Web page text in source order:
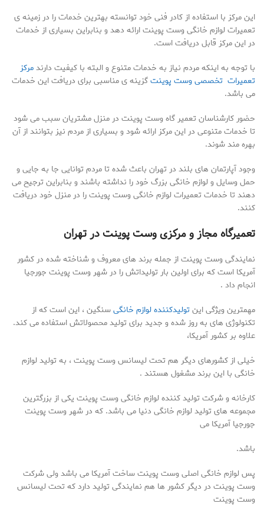
این مرکز با استفاده از کادر فنی خود توانسته بهترین خدمات را در زمینه ی
تعمیرات لوازم خانگی وست پوینت ارائه دهد و بنابراین بسیاری از خدمات
در این مرکز قابل دریافت است.
با توجه به اینکه مردم نیاز به خدمات متنوع و البته با کیفیت دارندمرکز
تعمیرات تخصصی وست پوینتگزینه ی مناسبی برای دریافت این خدمات
می باشد.
حضور کارشناسان تعمیر گاه وست پوینت در منزل مشتریان سبب می شود
تا خدمات متنوعی در این مرکز ارائه شود و بسیاری از مردم نیز بتوانند از آن
بهره مند شوند.
وجود آپارتمان های بلند در تهران باعث شده تا مردم توانایی جا به جایی و
حمل وسایل و لوازم خانگی بزرگ خود را نداشته باشند و بنابراین ترجیح می
دهند تا خدمات تعمیرات لوازم خانگی وست پوینت را در منزل خود دریافت
کنند.
تعمیرگاه مجاز و مرکزی وست پوینت در تهران
نمایندگی وست پوینت از جمله برند های معروف و شناخته شده در کشور
آمریکا است که برای اولین بار تولیداتش را در شهر وست پوینت جورجیا
انجام داد .
مهمترین ویژگی اینتولیدکننده لوازم خانگیسنگین ، این است که از
تکنولوژی های به روز شده و جدید برای تولید محصولاتش استفاده می کند.
علاوه بر کشور آمریکا،
خیلی از کشورهای دیگر هم تحت لیسانس وست پوینت ، به تولید لوازم
خانگی با این برند مشغول هستند .
کارخانه و شرکت تولید کننده لوازم خانگی وست پوینت یکی از بزرگترین
مجموعه های تولید لوازم خانگی دنیا می باشد. که در شهر وست پوینت
جورجیا آمریکا می
باشد.
پس لوازم خانگی اصلی وست پوینت ساخت آمریکا می باشد ولی شرکت
وست پوینت در دیگر کشور ها هم نمایندگی تولید دارد که تحت لیسانس
وست پوینت